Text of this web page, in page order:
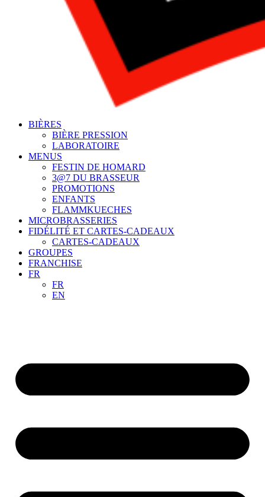
BIÈRES
BIÈRE PRESSION
LABORATOIRE
MENUS
FESTIN DE HOMARD
3@7 DU BRASSEUR
PROMOTIONS
ENFANTS
FLAMMKUECHES
MICROBRASSERIES
FIDÉLITÉ ET CARTES-CADEAUX
CARTES-CADEAUX
GROUPES
FRANCHISE
FR
FR
EN